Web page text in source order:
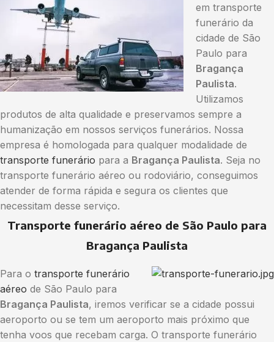
em transporte
funerário da
cidade de São
Paulo para
Bragança
Paulista.
Utilizamos
produtos de alta qualidade e preservamos sempre a
humanização em nossos serviços funerários. Nossa
empresa é homologada para qualquer modalidade de
transporte funerário para a Bragança Paulista. Seja no
transporte funerário aéreo ou rodoviário, conseguimos
atender de forma rápida e segura os clientes que
necessitam desse serviço.
Transporte funerário aéreo de São Paulo para
Bragança Paulista
Para o transporte funerário
aéreo de São Paulo para
Bragança Paulista, iremos verificar se a cidade possui
aeroporto ou se tem um aeroporto mais próximo que
tenha voos que recebam carga. O transporte funerário